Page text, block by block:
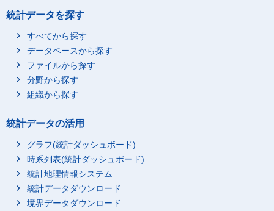
統計データを探す
すべてから探す
データベースから探す
ファイルから探す
分野から探す
組織から探す
統計データの活用
グラフ(統計ダッシュボード)
時系列表(統計ダッシュボード)
統計地理情報システム
統計データダウンロード
境界データダウンロード